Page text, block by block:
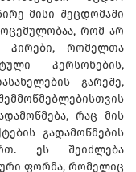
მისი შეცდომაში
რომ არ
პირები, რომელთა
პერსონების,
გარეშე,
რაც მის
გადამოწმების
ეს შეიძლება
ფორმა, რომელიც